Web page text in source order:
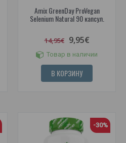
Amix GreenDay ProVegan
Selenium Natural 90 капсул.
14,95€ 9,95€
Товар в наличии
В КОРЗИНУ
-30%